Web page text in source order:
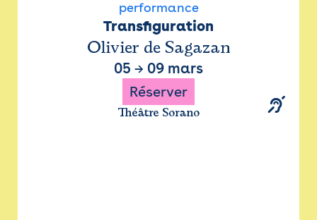
performance
Transfiguration
Olivier de Sagazan
05 → 09 mars
Réserver
Théâtre Sorano